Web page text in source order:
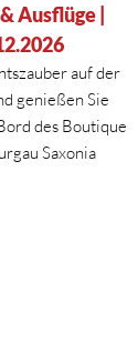
Ausflüge |
auf der
genießen Sie
des Boutique
Saxonia